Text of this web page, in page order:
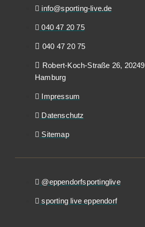
info@sporting-live.de
040 47 20 75
040 47 20 75
Robert-Koch-Straße 26, 20249
Hamburg
Impressum
Datenschutz
Sitemap
@eppendorfsportinglive
sporting live eppendorf